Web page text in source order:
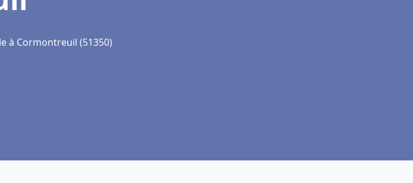
à Cormontreuil (51350)